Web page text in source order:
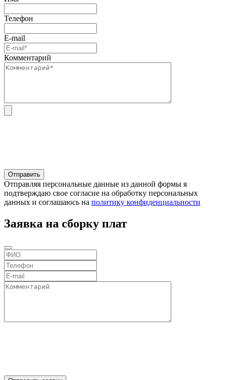
Телефон
E-mail
Комментарий
Отправляя персональные данные из данной формы я
подтверждаю свое согласие на обработку персональных
данных и соглашаюсь на политику конфиденциальности
Заявка на сборку плат